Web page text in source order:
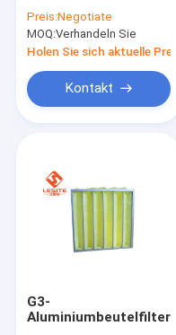
99,97% lang
Berufsleben
Preis:Negotiate
MOQ:Verhandeln Sie
Holen Sie sich aktuelle Preis
Kontakt
G3-
Aluminiumbeutelfilter